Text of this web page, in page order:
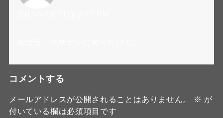
コメントする
メールアドレスが公開されることはありません。 ※ が
付いている欄は必須項目です